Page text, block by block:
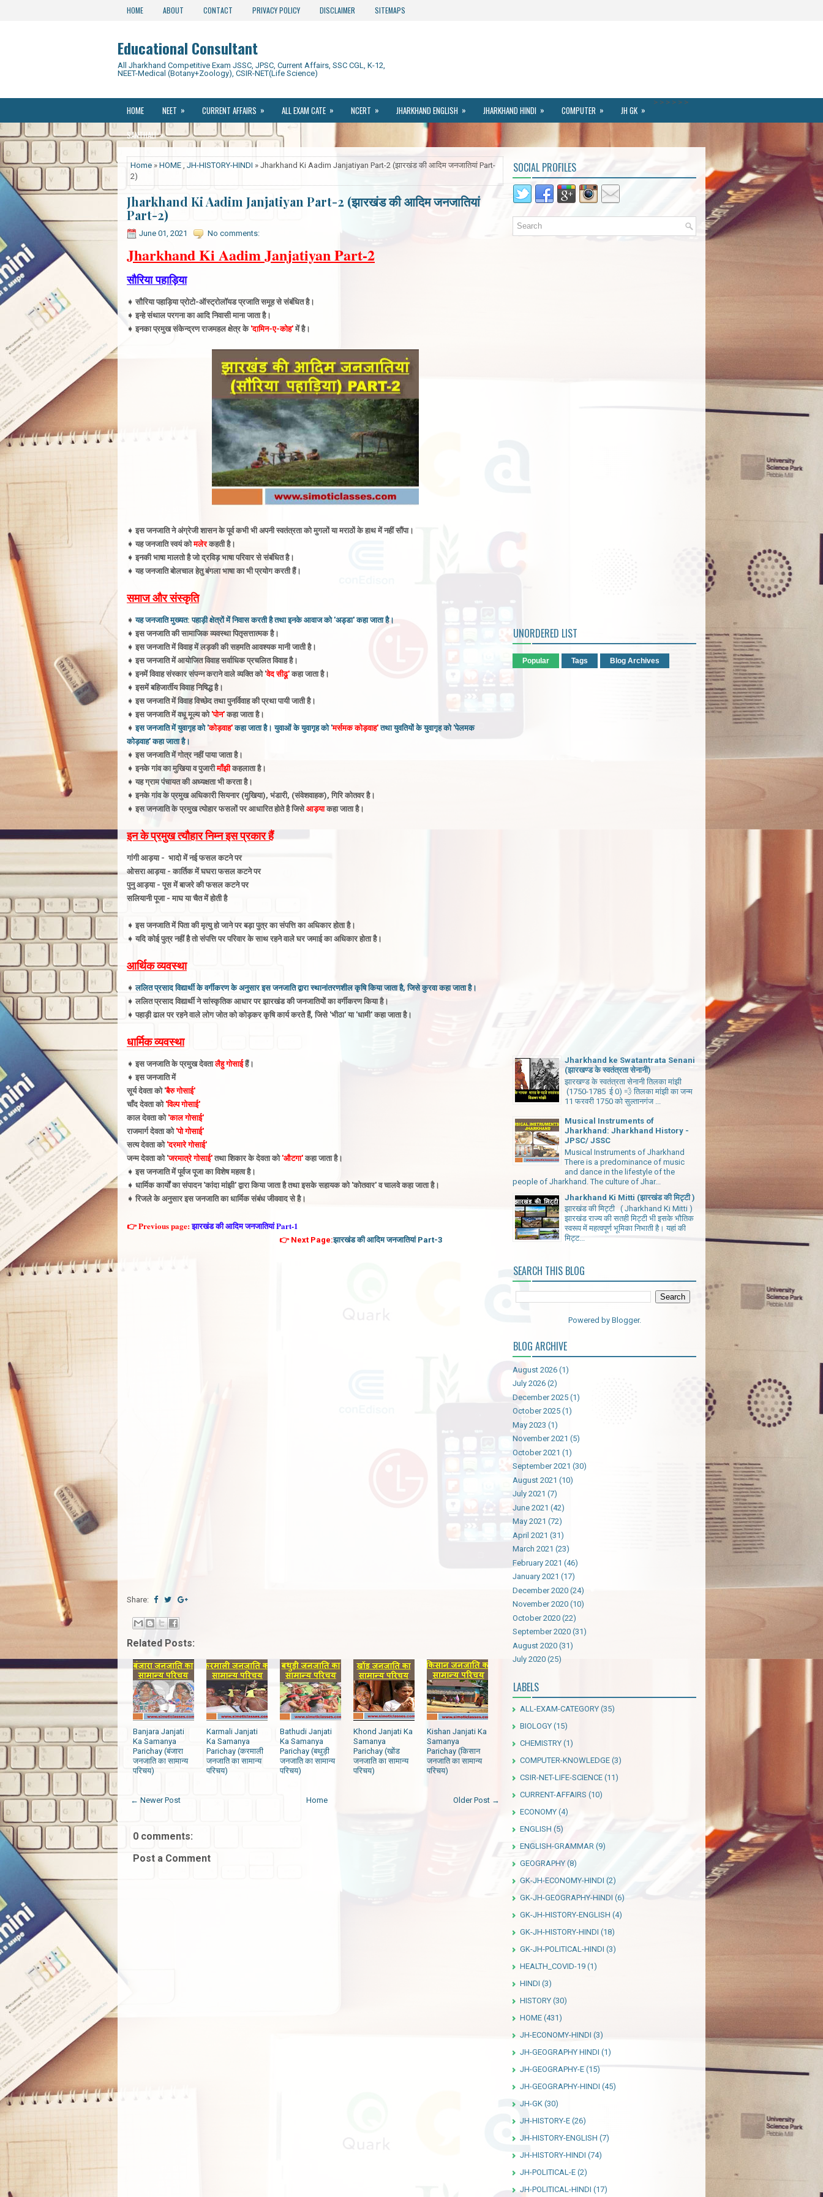
HOME ABOUT CONTACT PRIVACY POLICY DISCLAIMER SITEMAPS
Educational Consultant
All Jharkhand Competitive Exam JSSC, JPSC, Current Affairs, SSC CGL, K-12,
NEET-Medical (Botany+Zoology), CSIR-NET(Life Science)
HOME NEET » CURRENT AFFAIRS » ALL EXAM CATE » NCERT »
>
JHARKHAND ENGLISH »
>
JHARKHAND HINDI »
>
COMPUTER »
>
JH GK »
>
SANTHALI »
>
Home » HOME , JH-HISTORY-HINDI » Jharkhand Ki Aadim Janjatiyan Part-2 (झारखंड की आदिम जनजातियां Part-
2)
Jharkhand Ki Aadim Janjatiyan Part-2 (झारखंड की आदिम जनजातियां
Part-2)
June 01, 2021 No comments:
Jharkhand Ki Aadim Janjatiyan Part-2
सौरिया पहाड़िया
➧ सौरिया पहाड़िया प्रोटो-ऑस्ट्रोलॉयड प्रजाति समूह से संबंधित है।
➧ इन्हे संथाल परगना का आदि निवासी माना जाता है।
➧ इनका प्रमुख संकेन्द्रणराजमहल क्षेत्र के 'दामिन-ए-कोह' में है।
➧ इस जनजाति ने अंग्रेजी शासन के पूर्व कभी भी अपनी स्वतंत्रता को मुगलों या मराठों के हाथ में नहीं सौंपा।
➧ यहजनजाति स्वयं कोमलेरकहती है।
➧ इनकी भाषा मालतो है जो द्रविड़ भाषा परिवार से संबंधित है।
➧ यहजनजाति बोलचाल हेतु बंगला भाषा का भी प्रयोग करती हैं।
समाज और संस्कृति
➧ यह जनजाति मुख्यत: पहाड़ी क्षेत्रों में निवास करती है तथा इनके आवाज को 'अड्डा' कहा जाता है।
➧ इस जनजाति की सामाजिक व्यवस्था पितृसत्तात्मक है।
➧ इस जनजाति में विवाह में लड़की की सहमति आवश्यक मानी जाती है।
➧ इस जनजाति में आयोजित विवाह सर्वाधिक प्रचलित विवाह है।
➧ इनमें विवाहसंस्कार संपन्न कराने वाले व्यक्ति को 'वेद सीढू' कहा जाता है।
➧ इसमें बहिजार्तीय विवाह निषिद्ध है।
➧ इस जनजाति में विवाह विच्छेद तथा पुनर्विवाह की प्रथा पायी जाती है।
➧ इस जनजाति में वधू मूल्य को 'पोन' कहा जाता है।
➧ इस जनजाति में युवागृह को 'कोड़वाह'कहा जाता है।युवाओं के युवागृह को 'मर्समककोड़वाह'तथा युवतियों के युवागृह को 'पेलमक
कोड़वाह' कहा जाता है।
➧ इस जनजाति में गोत्र नहीं पाया जाता है।
➧ इनके गांव का मुखिया व पुजारीमाँझीकहलाता है।
➧ यह ग्राम पंचायत की अध्यक्षता भी करता है।
➧ इनके गांव के प्रमुख अधिकारी सियनार (मुखिया), भंडारी, (संवेशवाहक), गिरि कोतवर है।
➧ इसजनजाति के प्रमुख त्योहार फसलों पर आधारित होते है जिसेआड़याकहा जाता है।
इन के प्रमुख त्यौहार निम्न इस प्रकार हैं
गांगीआड़या - भादो में नई फसल कटने पर
ओसराआड़या - कार्तिक में घघरा फसल कटने पर
पुनुआड़या - पूस में बाजरे की फसल कटने पर
सलियानी पूजा - माघ या चैत में होती है
➧ इस जनजाति में पिता की मृत्यु हो जाने पर बड़ा पुत्र का संपत्ति का अधिकार होता है।
➧ यदि कोई पुत्र नहीं है तो संपत्ति पर परिवार के साथ रहने वाले घर जमाई का अधिकार होता है।
आर्थिक व्यवस्था
➧ ललित प्रसाद विद्यार्थी के वर्गीकरण के अनुसार इस जनजाति द्वारा स्थानांतरणशील कृषि किया जाता है, जिसे कुरवा कहा जाता है।
➧ ललित प्रसाद विद्यार्थी ने सांस्कृतिक आधार पर झारखंड की जनजातियोंका वर्गीकरण किया है।
➧ पहाड़ी ढाल पर रहने वाले लोग जोत को कोड़कर कृषि कार्य करते हैं, जिसे 'भीठा' या 'धामी' कहा जाता है।
धार्मिक व्यवस्था
➧ इस जनजाति के प्रमुख देवतालैहु गोसाईहैं।
➧ इस जनजाति में
सूर्य देवता को 'बैरु गोसाई'
चाँद देवता को 'विल्पगोसाई'
काल देवता को'काल गोसाई'
राजमार्ग देवता को'पो गोसाई'
सत्य देवता को'दरमारे गोसाई'
जन्म देवता को 'जरमात्रे गोसाई' तथा शिकार के देवता को'औटगा' कहा जाता है।
➧ इस जनजाति में पूर्वज पूजा का विशेष महत्व है।
➧ धार्मिक कार्यों का संपादन 'कांदा मांझी' द्वारा किया जाता है तथा इसके सहायक को 'कोतवार' व चालवे कहा जाता है।
➧ रिजले के अनुसार इस जनजाति का धार्मिक संबंध जीववाद से है।
👉 Previous page:झारखंड की आदिम जनजातियां Part-1
👉 Next Page:झारखंड की आदिम जनजातियां Part-3
Share:
Related Posts:
Banjara Janjati
Ka Samanya
Parichay (बंजारा
जनजाति का सामान्य
परिचय)
Karmali Janjati
Ka Samanya
Parichay (करमाली
जनजाति का सामान्य
परिचय)
Bathudi Janjati
Ka Samanya
Parichay (बथुड़ी
जनजाति का सामान्य
परिचय)
Khond Janjati Ka
Samanya
Parichay (खोंड
जनजाति का सामान्य
परिचय)
Kishan Janjati Ka
Samanya
Parichay (किसान
जनजाति का सामान्य
परिचय)
← Newer Post Older Post →
Home
0 comments:
Post a Comment
SOCIAL PROFILES
UNORDERED LIST
Popular Tags Blog Archives
Jharkhand ke Swatantrata Senani
(झारखण्ड के स्वतंत्रता सेनानी)
झारखण्ड के स्वतंत्रता सेनानी तिलका मांझी
(1750-1785 ई 0) 💨 तिलका मांझी का जन्म
11 फरवरी 1750 को सुल्तानगंज ...
Musical Instruments of
Jharkhand: Jharkhand History -
JPSC/ JSSC
Musical Instruments of Jharkhand
There is a predominance of music
and dance in the lifestyle of the
people of Jharkhand. The culture of Jhar...
Jharkhand Ki Mitti (झारखंड की मिट्टी )
झारखंड की मिट्टी ( Jharkhand Ki Mitti )
झारखंड राज्य की सतही मिट्टी भी इसके भौतिक
स्वरूप में महत्वपूर्ण भूमिका निभाती है। यहां की
मिट्ट...
SEARCH THIS BLOG
Powered by Blogger.
BLOG ARCHIVE
August 2026 (1)
July 2026 (2)
December 2025 (1)
October 2025 (1)
May 2023 (1)
November 2021 (5)
October 2021 (1)
September 2021 (30)
August 2021 (10)
July 2021 (7)
June 2021 (42)
May 2021 (72)
April 2021 (31)
March 2021 (23)
February 2021 (46)
January 2021 (17)
December 2020 (24)
November 2020 (10)
October 2020 (22)
September 2020 (31)
August 2020 (31)
July 2020 (25)
LABELS
ALL-EXAM-CATEGORY (35)
BIOLOGY (15)
CHEMISTRY (1)
COMPUTER-KNOWLEDGE (3)
CSIR-NET-LIFE-SCIENCE (11)
CURRENT-AFFAIRS (10)
ECONOMY (4)
ENGLISH (5)
ENGLISH-GRAMMAR (9)
GEOGRAPHY (8)
GK-JH-ECONOMY-HINDI (2)
GK-JH-GEOGRAPHY-HINDI (6)
GK-JH-HISTORY-ENGLISH (4)
GK-JH-HISTORY-HINDI (18)
GK-JH-POLITICAL-HINDI (3)
HEALTH_COVID-19 (1)
HINDI (3)
HISTORY (30)
HOME (431)
JH-ECONOMY-HINDI (3)
JH-GEOGRAPHY HINDI (1)
JH-GEOGRAPHY-E (15)
JH-GEOGRAPHY-HINDI (45)
JH-GK (30)
JH-HISTORY-E (26)
JH-HISTORY-ENGLISH (7)
JH-HISTORY-HINDI (74)
JH-POLITICAL-E (2)
JH-POLITICAL-HINDI (17)